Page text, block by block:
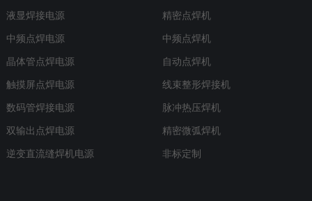
液显焊接电源
中频点焊电源
晶体管点焊电源
触摸屏点焊电源
数码管焊接电源
双输出点焊电源
逆变直流缝焊机电源
精密点焊机
中频点焊机
自动点焊机
线束整形焊接机
脉冲热压焊机
精密微弧焊机
非标定制